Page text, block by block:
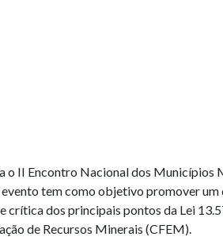
II Encontro Nacional dos Municípios
tem como objetivo promover
dos principais pontos da Lei
de Recursos Minerais (CFEM).